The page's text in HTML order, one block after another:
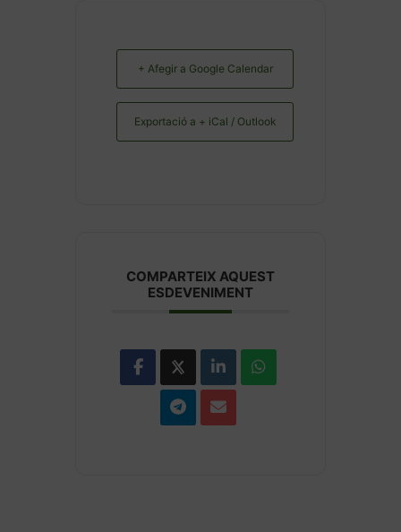
+ Afegir a Google Calendar
Exportació a + iCal / Outlook
COMPARTEIX AQUEST
ESDEVENIMENT